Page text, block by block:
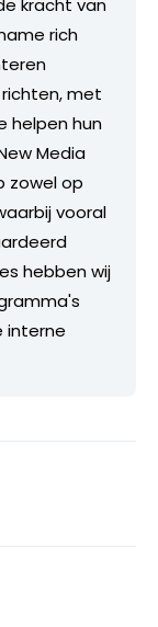
kracht van
rich
met
helpen hun
Media
zowel op
vooral
hebben wij
interne